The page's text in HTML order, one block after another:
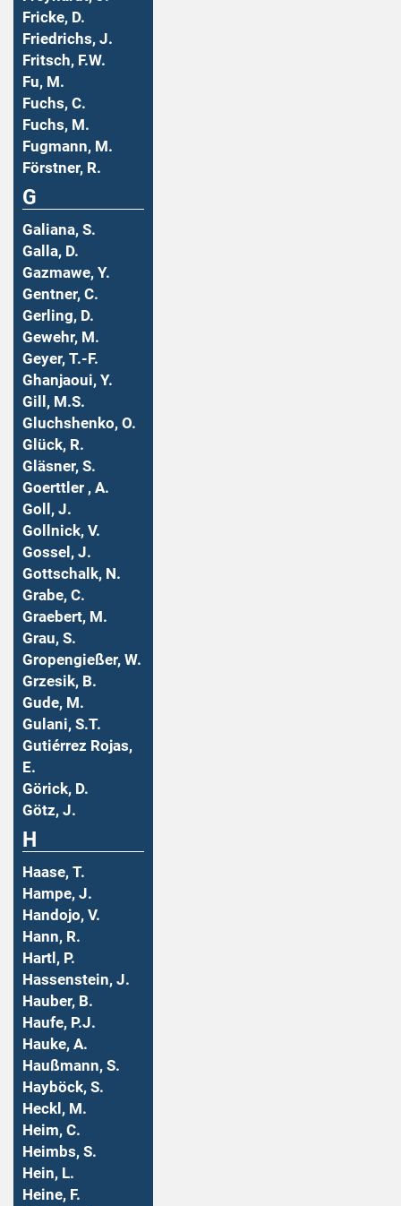
Fricke, D.
Friedrichs, J.
Fritsch, F.W.
Fu, M.
Fuchs, C.
Fuchs, M.
Fugmann, M.
Förstner, R.
G
Galiana, S.
Galla, D.
Gazmawe, Y.
Gentner, C.
Gerling, D.
Gewehr, M.
Geyer, T.-F.
Ghanjaoui, Y.
Gill, M.S.
Gluchshenko, O.
Glück, R.
Gläsner, S.
Goerttler , A.
Goll, J.
Gollnick, V.
Gossel, J.
Gottschalk, N.
Grabe, C.
Graebert, M.
Grau, S.
Gropengießer, W.
Grzesik, B.
Gude, M.
Gulani, S.T.
Gutiérrez Rojas,
E.
Görick, D.
Götz, J.
H
Haase, T.
Hampe, J.
Handojo, V.
Hann, R.
Hartl, P.
Hassenstein, J.
Hauber, B.
Haufe, P.J.
Hauke, A.
Haußmann, S.
Hayböck, S.
Heckl, M.
Heim, C.
Heimbs, S.
Hein, L.
Heine, F.